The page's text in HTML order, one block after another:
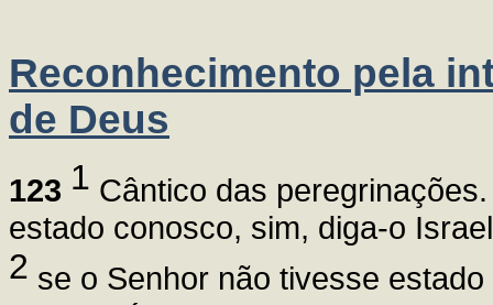
Reconhecimento pela
de Deus
123 1 Cântico das
estado conosco, sim, diga-o
2 se o Senhor não tivesse